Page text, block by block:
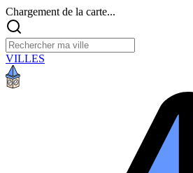
Chargement de la carte...
VILLES